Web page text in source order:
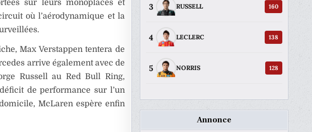
sur leurs monoplaces et
où l’aérodynamique et la
Max Verstappen tentera de
arrive également avec de
Russell au Red Bull Ring,
de performance sur l’un
McLaren espère enfin
3 RUSSELL 160
4 LECLERC 138
5 NORRIS 128
Annonce